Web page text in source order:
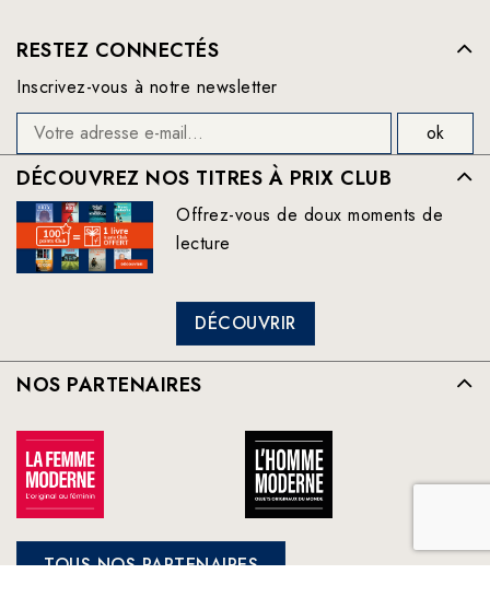
RESTEZ CONNECTÉS
Inscrivez-vous à notre newsletter
DÉCOUVREZ NOS TITRES À PRIX CLUB
Offrez-vous de doux moments de
lecture
DÉCOUVRIR
NOS PARTENAIRES
TOUS NOS PARTENAIRES